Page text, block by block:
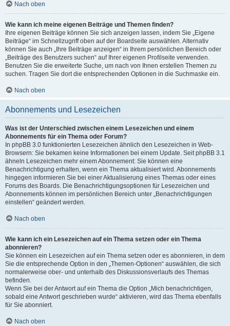
Nach oben
Wie kann ich meine eigenen Beiträge und Themen finden?
Ihre eigenen Beiträge können Sie sich anzeigen lassen, indem Sie „Eigene
Beiträge“ im Schnellzugriff oben auf der Boardseite auswählen. Alternativ
können Sie auch „Ihre Beiträge anzeigen“ in Ihrem persönlichen Bereich oder
„Beiträge des Benutzers suchen“ auf Ihrer eigenen Profilseite verwenden.
Benutzen Sie die erweiterte Suche, um nach von Ihnen erstellen Themen zu
suchen. Tragen Sie dort die entsprechenden Optionen in die Suchmaske ein.
Nach oben
Abonnements und Lesezeichen
Was ist der Unterschied zwischen einem Lesezeichen und einem
Abonnements für ein Thema oder Forum?
In phpBB 3.0 funktionierten Lesezeichen ähnlich den Lesezeichen in Web-
Browsern: Sie bekamen keine Informationen bei einem Update. Seit phpBB 3.1
ähneln Lesezeichen mehr einem Abonnement: Sie können eine
Benachrichtigung erhalten, wenn ein Thema aktualisiert wird. Abonnements
hingegen informieren Sie bei einer Aktualisierung eines Themas oder eines
Forums des Boards. Die Benachrichtigungsoptionen für Lesezeichen und
Abonnements können im persönlichen Bereich unter „Benachrichtigungen
einstellen“ geändert werden.
Nach oben
Wie kann ich ein Lesezeichen auf ein Thema setzen oder ein Thema
abonnieren?
Sie können ein Lesezeichen auf ein Thema setzen oder es abonnieren, in dem
Sie die entsprechende Option in den „Themen-Optionen“ auswählen, die sich
normalerweise ober- und unterhalb des Diskussionsverlaufs des Themas
befinden.
Wenn Sie bei der Antwort auf ein Thema die Option „Mich benachrichtigen,
sobald eine Antwort geschrieben wurde“ aktivieren, wird das Thema ebenfalls
für Sie abonniert.
Nach oben